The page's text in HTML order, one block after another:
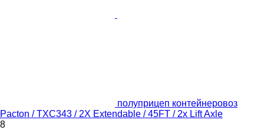
полуприцеп контейнеровоз
Pacton / TXC343 / 2X Extendable / 45FT / 2x Lift Axle
8